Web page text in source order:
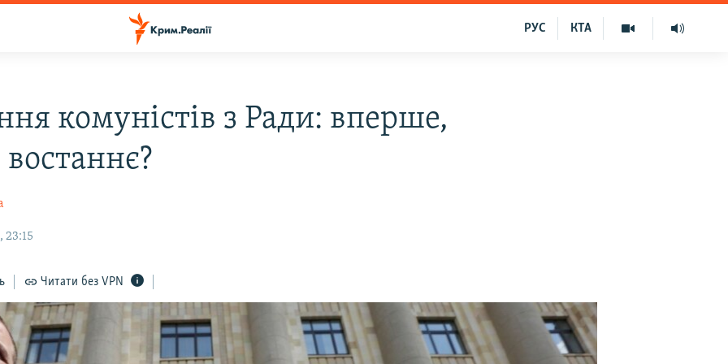
КТА
РУС
комуністів з Ради: вперше,
23:15
Читати без VPN